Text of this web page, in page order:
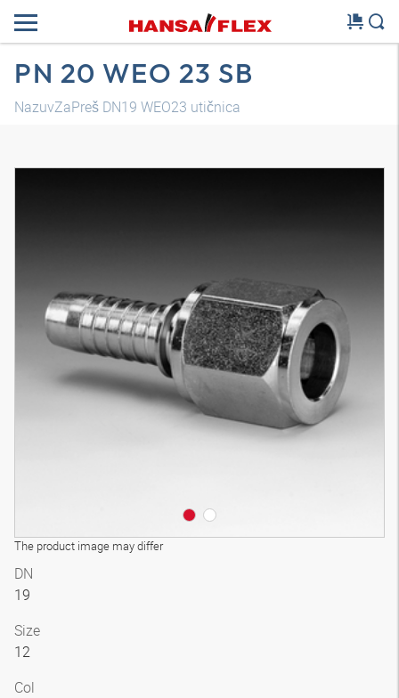
PN 20 WEO 23 SB
NazuvZaPreš DN19 WEO23 utičnica
The product image may differ
DN
19
Size
12
Col